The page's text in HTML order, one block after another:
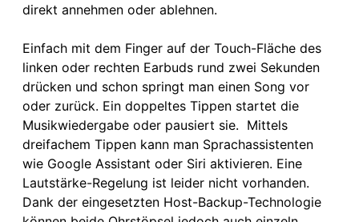
direkt annehmen oder ablehnen.
Einfach mit dem Finger auf der Touch-Fläche des
linken oder rechten Earbuds rund zwei Sekunden
drücken und schon springt man einen Song vor
oder zurück. Ein doppeltes Tippen startet die
Musikwiedergabe oder pausiert sie. Mittels
dreifachem Tippen kann man Sprachassistenten
wie Google Assistant oder Siri aktivieren. Eine
Lautstärke-Regelung ist leider nicht vorhanden.
Dank der eingesetzten Host-Backup-Technologie